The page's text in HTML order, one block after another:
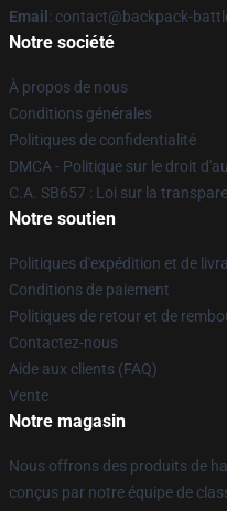
Email : contact@backpack-
Notre société
À propos de nous
Conditions générales
Politiques de confidentialité
DMCA - Politique sur le droit
C.A. SB657 : Loi sur la
Notre soutien
Politiques d'expédition et de
Conditions de paiement
Politiques de retour et de
Contactez-nous
Aide aux clients (FAQ)
Vente
Notre magasin
Nous offrons des produits de
conçus par notre équipe de